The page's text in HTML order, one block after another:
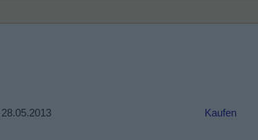
28.05.2013 Kaufen